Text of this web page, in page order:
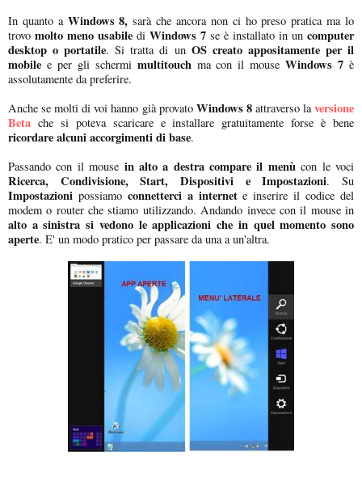
In quanto aWindows 8, sarà che ancora non ci ho preso pratica ma lo
trovo molto meno usabile di Windows 7 se è installato in un computer
desktop o portatile. Si tratta di unOS creato appositamente per il
mobile e per gli schermimultitouchma con il mouseWindows 7 è
assolutamente da preferire.
Anche se molti di voi hanno già provato Windows 8attraverso laversione
Beta che si poteva scaricare e installare gratuitamente forse è bene
ricordare alcuni accorgimenti di base.
Passando con il mouse in alto a destra compare il menùcon le voci
Ricerca, Condivisione, Start, Dispositivi e Impostazioni. Su
Impostazioni possiamo connetterci a internete inserire il codice del
modem o router che stiamo utilizzando. Andando invece con il mouse in
alto a sinistra si vedono le applicazioni che in quel momento sono
aperte. E' un modo pratico per passare da una a un'altra.